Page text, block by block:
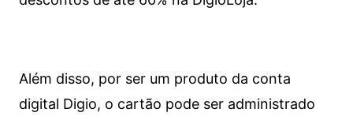
Além disso, por ser um produto da conta
digital Digio, o cartão pode ser administrado